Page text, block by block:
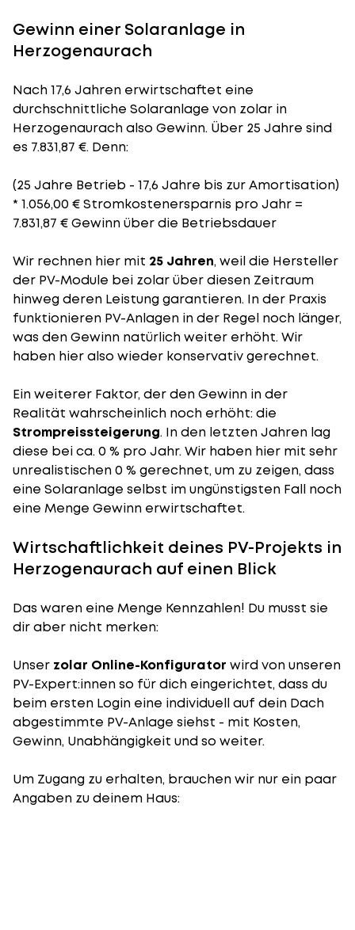
Gewinn einer Solaranlage in
Herzogenaurach
Nach 17,6 Jahren erwirtschaftet eine
durchschnittliche Solaranlage von zolar in
Herzogenaurach also Gewinn. Über 25 Jahre sind
es 7.831,87 €. Denn:
(25 Jahre Betrieb - 17,6 Jahre bis zur Amortisation)
* 1.056,00 € Stromkostenersparnis pro Jahr =
7.831,87 € Gewinn über die Betriebsdauer
Wir rechnen hier mit 25 Jahren, weil die Hersteller
der PV-Module bei zolar über diesen Zeitraum
hinweg deren Leistung garantieren. In der Praxis
funktionieren PV-Anlagen in der Regel noch länger,
was den Gewinn natürlich weiter erhöht. Wir
haben hier also wieder konservativ gerechnet.
Ein weiterer Faktor, der den Gewinn in der
Realität wahrscheinlich noch erhöht: die
Strompreissteigerung. In den letzten Jahren lag
diese bei ca. 0 % pro Jahr. Wir haben hier mit sehr
unrealistischen 0 % gerechnet, um zu zeigen, dass
eine Solaranlage selbst im ungünstigsten Fall noch
eine Menge Gewinn erwirtschaftet.
Wirtschaftlichkeit deines PV-Projekts in
Herzogenaurach auf einen Blick
Das waren eine Menge Kennzahlen! Du musst sie
dir aber nicht merken:
Unser zolar Online-Konfigurator wird von unseren
PV-Expert:innen so für dich eingerichtet, dass du
beim ersten Login eine individuell auf dein Dach
abgestimmte PV-Anlage siehst - mit Kosten,
Gewinn, Unabhängigkeit und so weiter.
Um Zugang zu erhalten, brauchen wir nur ein paar
Angaben zu deinem Haus: